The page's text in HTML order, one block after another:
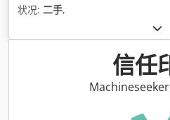
状况: 二手,
信任